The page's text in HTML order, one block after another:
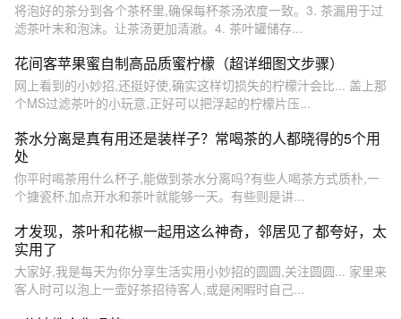
将泡好的茶分到各个茶杯里,确保每杯茶汤浓度一致。3. 茶漏用于过
滤茶叶末和泡沫。让茶汤更加清澈。4. 茶叶罐储存...
花间客苹果蜜自制高品质蜜柠檬（超详细图文步骤）
网上看到的小妙招,还挺好使,确实这样切损失的柠檬汁会比... 盖上那
个MS过滤茶叶的小玩意,正好可以把浮起的柠檬片压...
茶水分离是真有用还是装样子？常喝茶的人都晓得的5个用
处
你平时喝茶用什么杯子,能做到茶水分离吗?有些人喝茶方式质朴,一
个搪瓷杯,加点开水和茶叶就能够一天。有些则是讲...
才发现，茶叶和花椒一起用这么神奇，邻居见了都夸好，太
实用了
大家好,我是每天为你分享生活实用小妙招的圆圆,关注圆圆... 家里来
客人时可以泡上一壶好茶招待客人,或是闲暇时自己...